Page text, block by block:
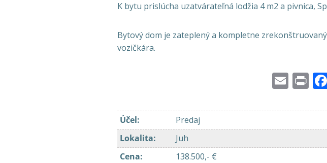
K bytu prislúcha uzatvárateľná lodžia 4 m2 a pivnica,
Bytový dom je zateplený a kompletne
vozičkára.
Účel:
Predaj
Lokalita:
Juh
Cena:
138.500,- €